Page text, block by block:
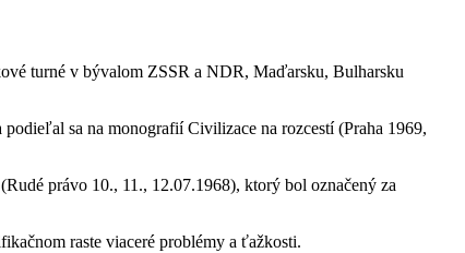
turné v bývalom ZSSR a NDR, Maďarsku, Bulharsku
sa na monografií Civilizace na rozcestí (Praha 1969,
právo 10., 11., 12.07.1968), ktorý bol označený za
raste viaceré problémy a ťažkosti.